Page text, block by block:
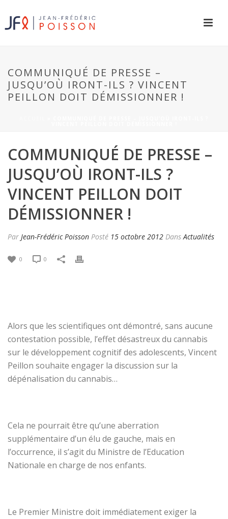
COMMUNIQUÉ DE PRESSE –
JUSQU’OÙ IRONT-ILS ? VINCENT
PEILLON DOIT DÉMISSIONNER !
COMMUNIQUÉ DE PRESSE –
JUSQU’OÙ IRONT-ILS ?
VINCENT PEILLON DOIT
DÉMISSIONNER !
Par Jean-Frédéric Poisson Posté 15 octobre 2012 DansActualités
0 0
Alors que les scientifiques ont démontré, sans aucune
contestation possible, l’effet désastreux du cannabis
sur le développement cognitif des adolescents, Vincent
Peillon souhaite engager la discussion sur la
dépénalisation du cannabis…
Cela ne pourrait être qu’une aberration
supplémentaire d’un élu de gauche, mais en
l’occurrence, il s’agit du Ministre de l’Education
Nationale en charge de nos enfants.
Le Premier Ministre doit immédiatement exiger la